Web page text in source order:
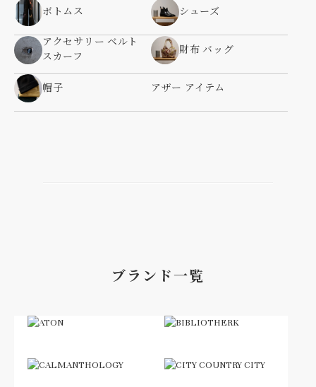
ボトムス シューズ
アクセサリー ベルト
スカーフ
財布 バッグ
帽子 アザー アイテム
ブランド一覧